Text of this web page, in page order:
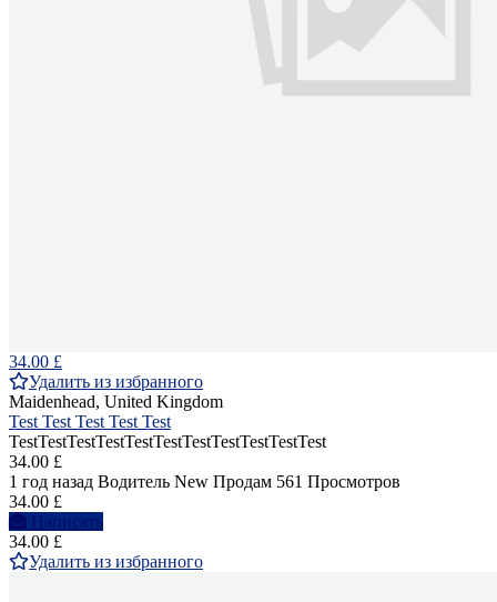
34.00 £
Удалить из избранного
Maidenhead, United Kingdom
Test Test Test Test Test
TestTestTestTestTestTestTestTestTestTestTest
34.00 £
1 год назад Водитель New Продам 561 Просмотров
34.00 £
Написать
34.00 £
Удалить из избранного